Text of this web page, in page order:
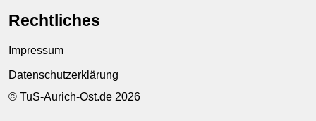
Rechtliches
Impressum
Datenschutzerklärung
© TuS-Aurich-Ost.de 2026